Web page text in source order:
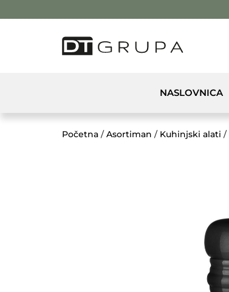
NASLOVNICA
Početna /Asortiman / Kuhinjski alati /